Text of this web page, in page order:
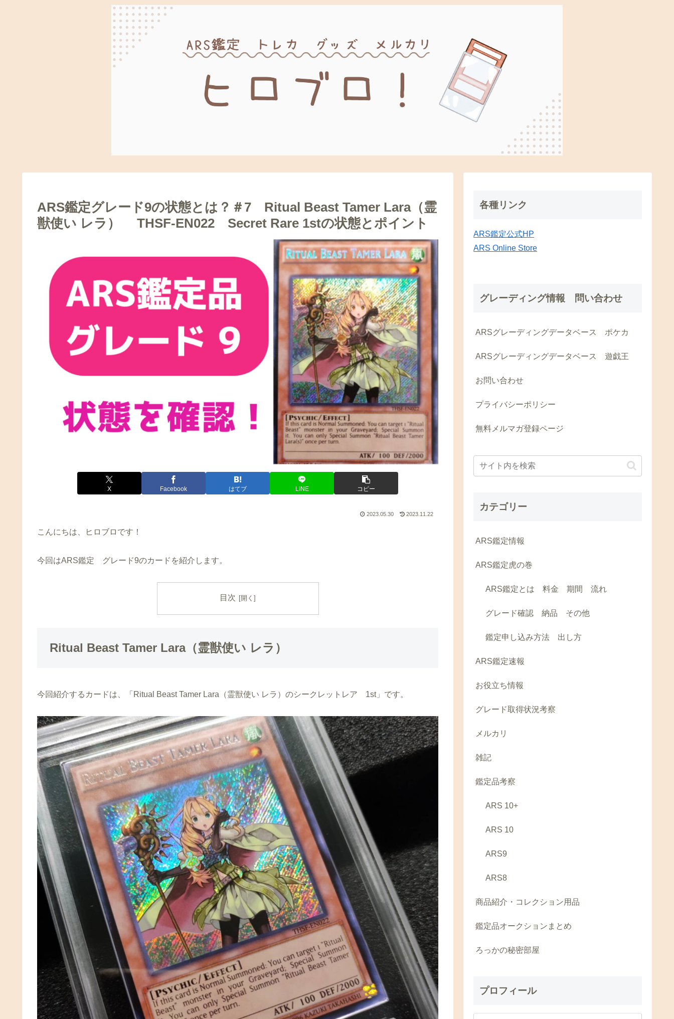
ARS鑑定グレード9の状態とは？＃7 Ritual Beast Tamer Lara（霊
獣使い レラ） THSF-EN022 Secret Rare 1stの状態とポイント
X Facebook はてブ LINE コピー
2023.05.30 2023.11.22
こんにちは、ヒロブロです！
今回はARS鑑定 グレード9のカードを紹介します。
目次
Ritual Beast Tamer Lara（霊獣使い レラ）
今回紹介するカードは、「Ritual Beast Tamer Lara（霊獣使い レラ）のシークレットレア 1st」です。
各種リンク
ARS鑑定公式HP
ARS Online Store
グレーディング情報 問い合わせ
ARSグレーディングデータベース ポケカ
ARSグレーディングデータベース 遊戯王
お問い合わせ
プライバシーポリシー
無料メルマガ登録ページ
カテゴリー
ARS鑑定情報
ARS鑑定虎の巻
ARS鑑定とは 料金 期間 流れ
グレード確認 納品 その他
鑑定申し込み方法 出し方
ARS鑑定速報
お役立ち情報
グレード取得状況考察
メルカリ
雑記
鑑定品考察
ARS 10+
ARS 10
ARS9
ARS8
商品紹介・コレクション用品
鑑定品オークションまとめ
ろっかの秘密部屋
プロフィール